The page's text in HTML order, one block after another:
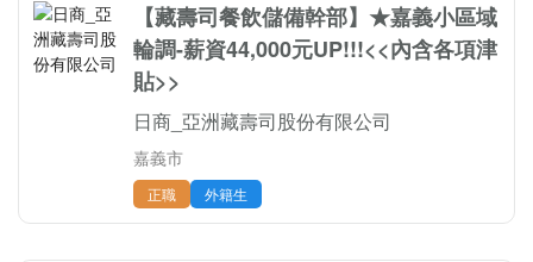
【藏壽司餐飲儲備幹部】★嘉義小區域
輪調-薪資44,000元UP!!!<<內含各項津
貼>>
日商_亞洲藏壽司股份有限公司
嘉義市
正職 外籍生